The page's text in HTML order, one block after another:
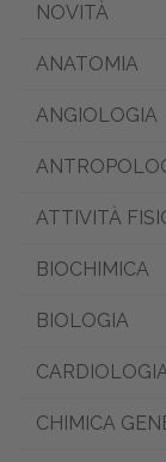
NOVITÀ
ANATOMIA
ANGIOLOGIA
ATTIVITÀ
BIOCHIMICA
BIOLOGIA
CHIMICA